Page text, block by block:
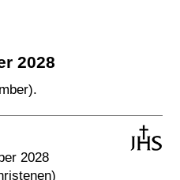
2028
2028